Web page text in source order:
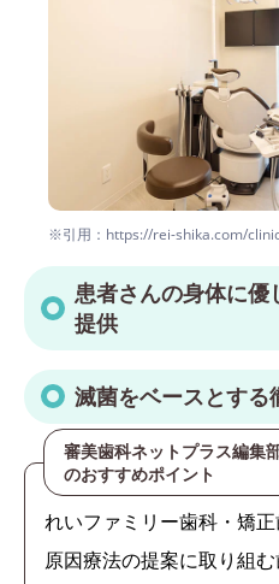
※引用：https://rei-shika.com/
患者さんの身体に優
提供
滅菌をベースとする
審美歯科ネットプラス編集
のおすすめポイント
れいファミリー歯科・矯正
原因療法の提案に取り組